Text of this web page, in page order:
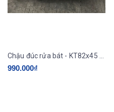
Chậu đúc rửa bát - KT82x45 (loại thường)
990.000₫